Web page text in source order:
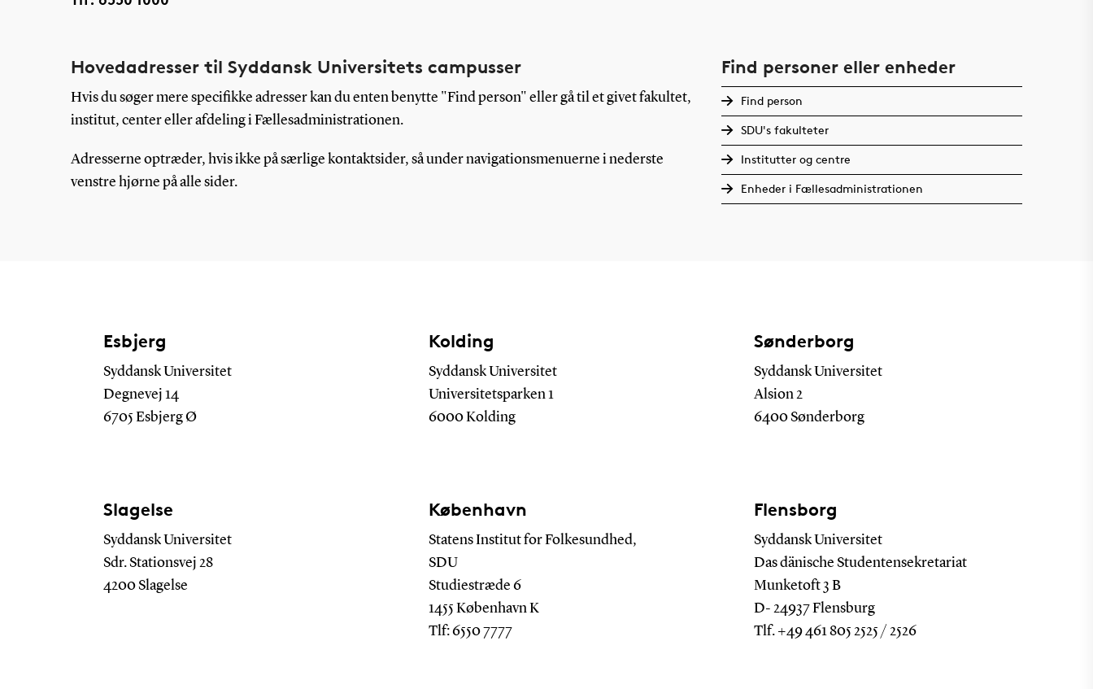
Hovedadresser til Syddansk Universitets campusser
Hvis du søger mere specifikke adresser kan du enten benytte "Find person" eller gå til et givet fakultet,
institut, center eller afdeling i Fællesadministrationen.
Adresserne optræder, hvis ikke på særlige kontaktsider, så under navigationsmenuerne i nederste
venstre hjørne på alle sider.
Find personer eller enheder
Find person
SDU's fakulteter
Institutter og centre
Enheder i Fællesadministrationen
Esbjerg
Syddansk Universitet
Degnevej 14
6705 Esbjerg Ø
Kolding
Syddansk Universitet
Universitetsparken 1
6000 Kolding
Sønderborg
Syddansk Universitet
Alsion 2
6400 Sønderborg
Slagelse
Syddansk Universitet
Sdr. Stationsvej 28
4200 Slagelse
København
Statens Institut for Folkesundhed,
SDU
Studiestræde 6
1455 København K
Tlf: 6550 7777
Flensborg
Syddansk Universitet
Das dänische Studentensekretariat
Munketoft 3 B
D- 24937 Flensburg
Tlf. +49 461 805 2525 / 2526